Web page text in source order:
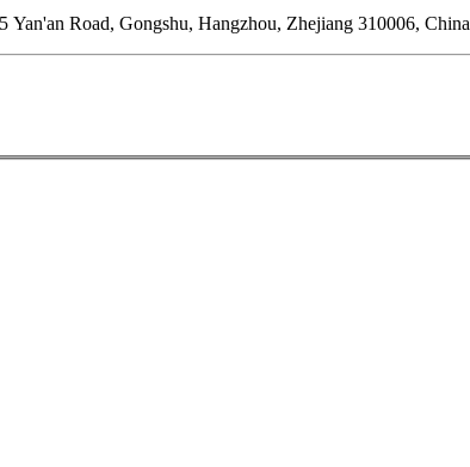
Road, Gongshu, Hangzhou, Zhejiang 310006, China